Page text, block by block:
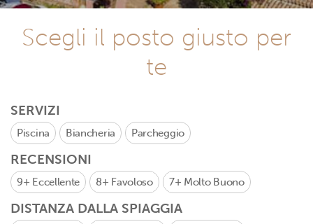
Scegli il posto giusto per
te
SERVIZI
Piscina Biancheria Parcheggio
RECENSIONI
9+ Eccellente 8+ Favoloso 7+ Molto Buono
DISTANZA DALLA SPIAGGIA